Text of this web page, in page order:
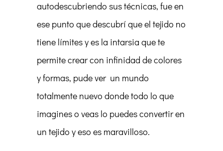
autodescubriendo sus técnicas, fue en
ese punto que descubrí que el tejido no
tiene límites y es la intarsia que te
permite crear con infinidad de colores
y formas, pude ver un mundo
totalmente nuevo donde todo lo que
imagines o veas lo puedes convertir en
un tejido y eso es maravilloso.